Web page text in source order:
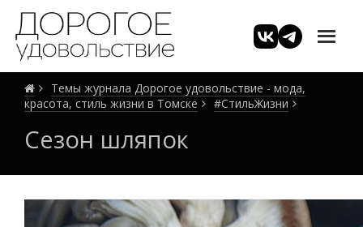
Темы журнала Дорогое удовольствие - мода,
красота, стиль жизни в Томске
#СтильЖизни
Сезон шляпок